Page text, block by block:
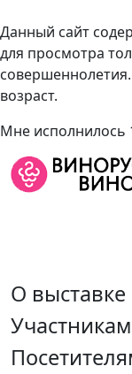
Данный сайт
для просмотра
возраст.
Мне исполнилось
О выставке
Участникам